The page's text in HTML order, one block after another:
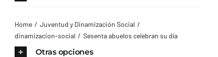
AYUNTAMIENTO
Home
Juventud y Dinamización Social
dinamizacion-social
Sesenta abuelos celebran su día
Otras opciones